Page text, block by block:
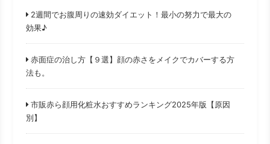
2週間でお腹周りの速効ダイエット！最小の努力で最大の
効果♪
赤面症の治し方【９選】顔の赤さをメイクでカバーする方
法も。
市販赤ら顔用化粧水おすすめランキング2025年版【原因
別】